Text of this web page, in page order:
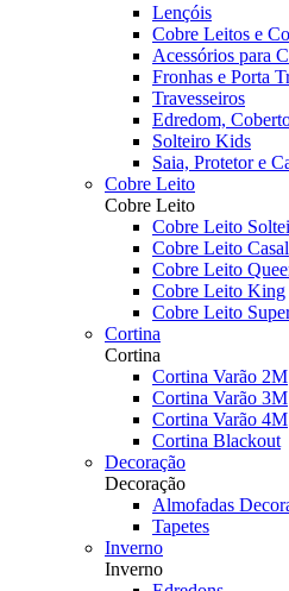
Lençóis
Cobre Leitos e
Acessórios para
Fronhas e Porta
Travesseiros
Edredom,
Solteiro Kids
Saia, Protetor e
Cobre Leito
Cobre Leito
Cobre Leito
Cobre Leito Casal
Cobre Leito
Cobre Leito King
Cobre Leito
Cortina
Cortina
Cortina Varão 2M
Cortina Varão 3M
Cortina Varão 4M
Cortina Blackout
Decoração
Decoração
Almofadas
Tapetes
Inverno
Inverno